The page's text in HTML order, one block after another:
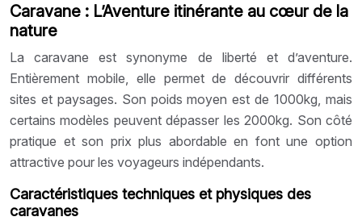
Caravane : L’Aventure itinérante au cœur de la
nature
La caravane est synonyme de liberté et d’aventure.
Entièrement mobile, elle permet de découvrir différents
sites et paysages. Son poids moyen est de 1000kg, mais
certains modèles peuvent dépasser les 2000kg. Son côté
pratique et son prix plus abordable en font une option
attractive pour les voyageurs indépendants.
Caractéristiques techniques et physiques des
caravanes